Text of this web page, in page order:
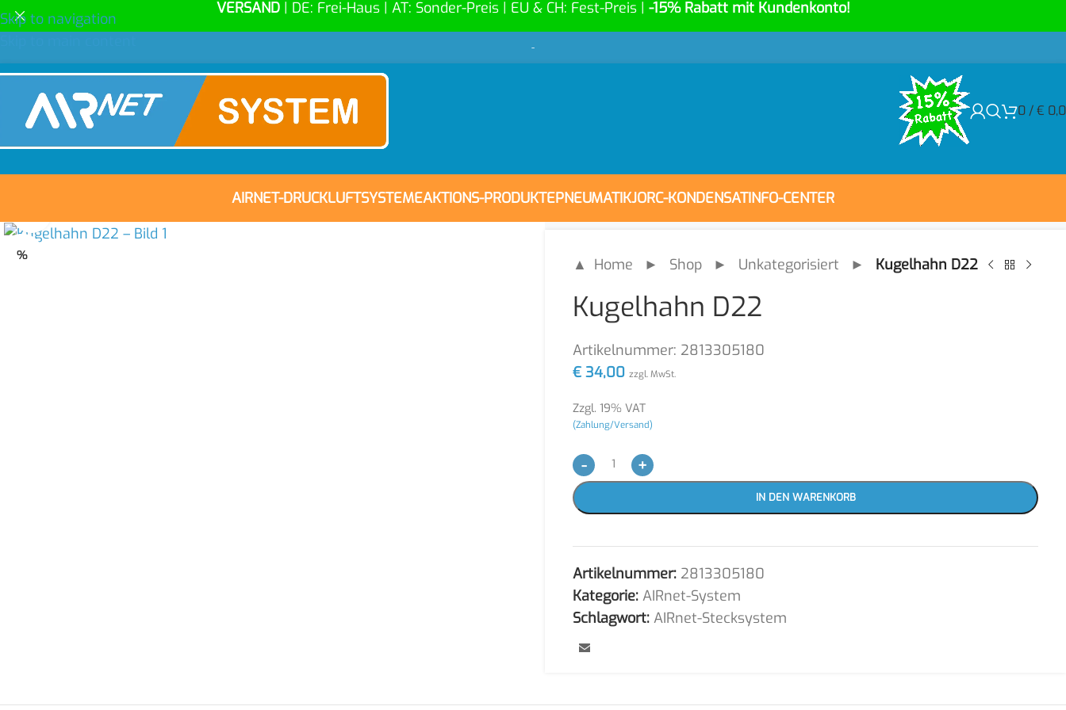
Skip to navigation
VERSAND | DE: Frei-Haus | AT: Sonder-Preis | EU & CH: Fest-Preis | -15% Rabatt mit Kundenkonto!
-
0 /€
AIRNET-DRUCKLUFTSYSTEMEAKTIONS-PRODUKTEPNEUMATIKJORC-KONDENSATINFO-CENTER
% ▲ Home ► Shop ► Unkategorisiert ► Kugelhahn D22
Kugelhahn D22
Artikelnummer: 2813305180
€ 34,00 zzgl. MwSt.
Zzgl. 19% VAT
(Zahlung/Versand)
- +
IN DEN WARENKORB
Artikelnummer: 2813305180
Kategorie: AIRnet-System
Schlagwort: AIRnet-Stecksystem